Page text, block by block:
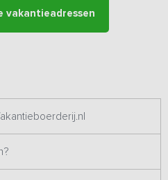
voldoende meubilair aan het
voor de kinderen.
vakantieadressen